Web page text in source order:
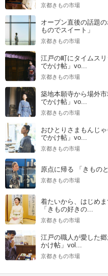
京都きもの市場
オープン直後の話題
ものでスイート」
京都きもの市場
江戸の町にタイムス
でかけ帖」vo...
京都きもの市場
築地本願寺から場外
でかけ帖」vo...
京都きもの市場
おひとりさまもんじ
でかけ帖」vo...
京都きもの市場
原点に帰る 「きもの
京都きもの市場
着たいから、はじめ
「きもの好きの...
京都きもの市場
江戸の職人が愛した
かけ帖」vol...
京都きもの市場